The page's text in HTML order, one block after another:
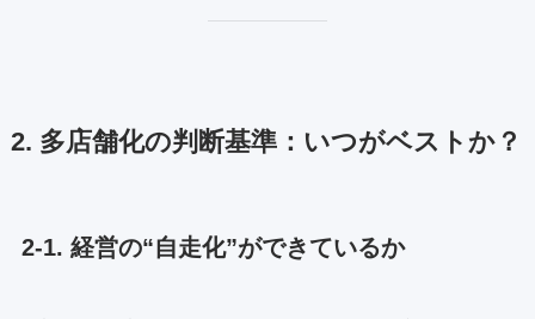
2. 多店舗化の判断基準：いつがベストか？
2-1. 経営の“自走化”ができているか